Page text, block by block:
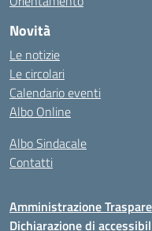
Novità
Le notizie
Le circolari
Calendario eventi
Albo Online
Albo Sindacale
Contatti
Amministrazione
Dichiarazione di